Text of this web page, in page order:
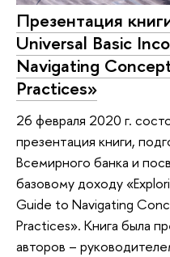
Презентация
Universal Basic
Navigating
Practices»
26 февраля 2020 г.
презентация книги,
Всемирного банка и
базовому доходу
Guide to Navigating
Practices». Книга была
авторов –